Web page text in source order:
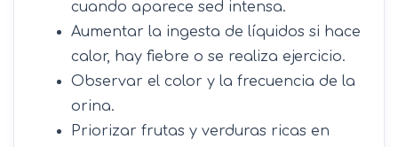
cuando aparece sed intensa.
Aumentar la ingesta de líquidos si hace
calor, hay fiebre o se realiza ejercicio.
Observar el color y la frecuencia de la
orina.
Priorizar frutas y verduras ricas en